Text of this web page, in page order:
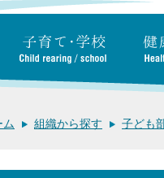
ム 組織から探す 子ども